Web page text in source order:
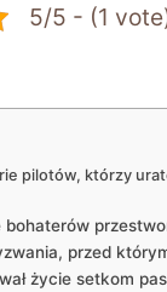
5/5 - (1
pilotów, którzy​
​bohaterów
przed
życie setkom